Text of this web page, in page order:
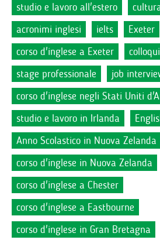
studio e lavoro all'estero
acronimi inglesi
ielts Exeter
corso d'inglese a Exeter
stage professionale
job
corso d'inglese negli Stati Uniti
studio e lavoro in Irlanda
Anno Scolastico in Nuova Zelanda
corso d'inglese in Nuova Zelanda
corso d'inglese a Chester
corso d'inglese a Eastbourne
corso d'inglese in Gran Bretagna